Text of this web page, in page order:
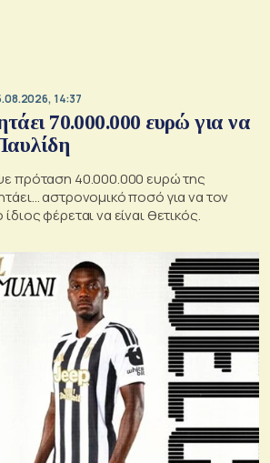
14:37
70.000.000 ευρώ για να
πρόταση 40.000.000 ευρώ της
αστρονομικό ποσό για να τον
φέρεται να είναι θετικός.